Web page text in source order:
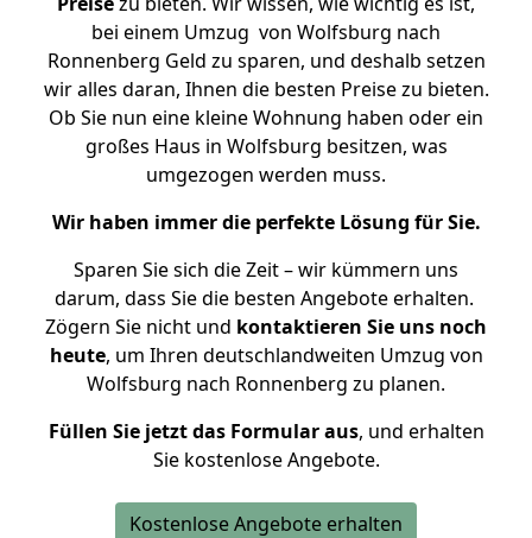
bei einem Umzug von Wolfsburg nach
Ronnenberg Geld zu sparen, und deshalb setzen
wir alles daran, Ihnen die besten Preise zu bieten.
Ob Sie nun eine kleine Wohnung haben oder ein
großes Haus in Wolfsburg besitzen, was
umgezogen werden muss.
Wir haben immer die perfekte Lösung für Sie.
Sparen Sie sich die Zeit – wir kümmern uns
darum, dass Sie die besten Angebote erhalten.
Zögern Sie nicht und kontaktieren Sie uns noch
heute, um Ihren deutschlandweiten Umzug von
Wolfsburg nach Ronnenberg zu planen.
Füllen Sie jetzt das Formular aus, und erhalten
Sie kostenlose Angebote.
Kostenlose Angebote erhalten